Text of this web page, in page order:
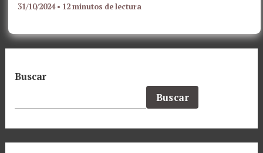
31/10/2024• 12 minutos de lectura
Buscar
Buscar